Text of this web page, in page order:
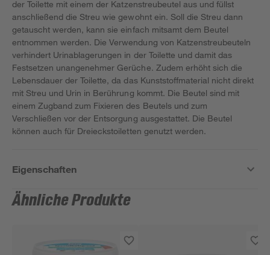
der Toilette mit einem der Katzenstreubeutel aus und füllst
anschließend die Streu wie gewohnt ein. Soll die Streu dann
getauscht werden, kann sie einfach mitsamt dem Beutel
entnommen werden. Die Verwendung von Katzenstreubeuteln
verhindert Urinablagerungen in der Toilette und damit das
Festsetzen unangenehmer Gerüche. Zudem erhöht sich die
Lebensdauer der Toilette, da das Kunststoffmaterial nicht direkt
mit Streu und Urin in Berührung kommt. Die Beutel sind mit
einem Zugband zum Fixieren des Beutels und zum
Verschließen vor der Entsorgung ausgestattet. Die Beutel
können auch für Dreieckstoiletten genutzt werden.
Eigenschaften
Ähnliche Produkte